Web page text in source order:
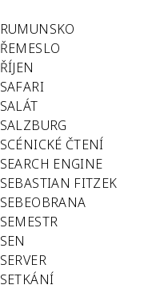
RUMUNSKO
ŘEMESLO
ŘÍJEN
SAFARI
SALÁT
SALZBURG
SCÉNICKÉ ČTENÍ
SEARCH ENGINE
SEBASTIAN FITZEK
SEBEOBRANA
SEMESTR
SEN
SERVER
SETKÁNÍ